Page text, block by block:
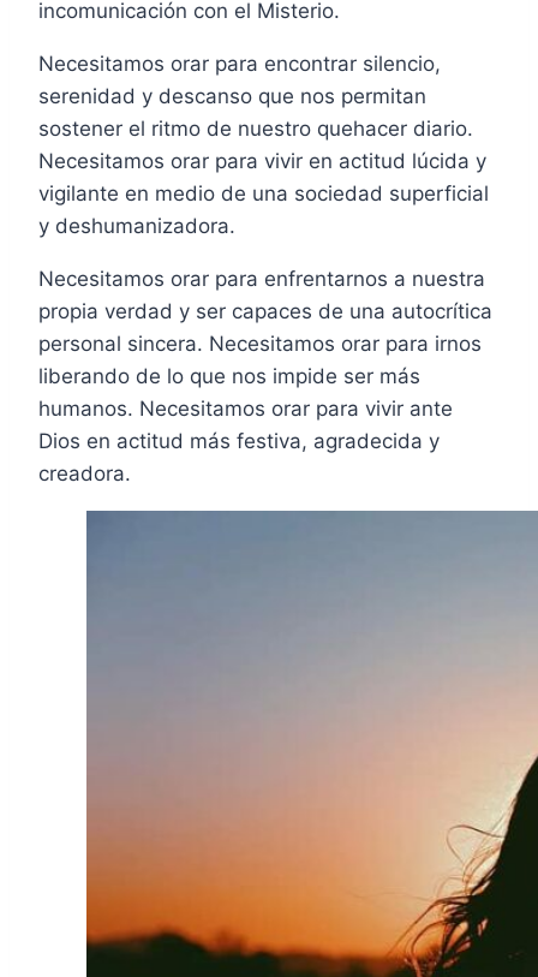
incomunicación con el Misterio.
Necesitamos orar para encontrar silencio,
serenidad y descanso que nos permitan
sostener el ritmo de nuestro quehacer diario.
Necesitamos orar para vivir en actitud lúcida y
vigilante en medio de una sociedad superficial
y deshumanizadora.
Necesitamos orar para enfrentarnos a nuestra
propia verdad y ser capaces de una autocrítica
personal sincera. Necesitamos orar para irnos
liberando de lo que nos impide ser más
humanos. Necesitamos orar para vivir ante
Dios en actitud más festiva, agradecida y
creadora.